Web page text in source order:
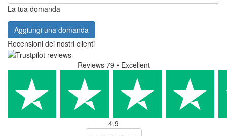
La tua domanda
Aggiungi una domanda
Recensioni dei nostri clienti
Reviews 79 • Excellent
4.9